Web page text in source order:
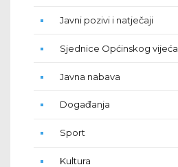
Javni pozivi i natječaji
Sjednice Općinskog vijeća
Javna nabava
Događanja
Sport
Kultura